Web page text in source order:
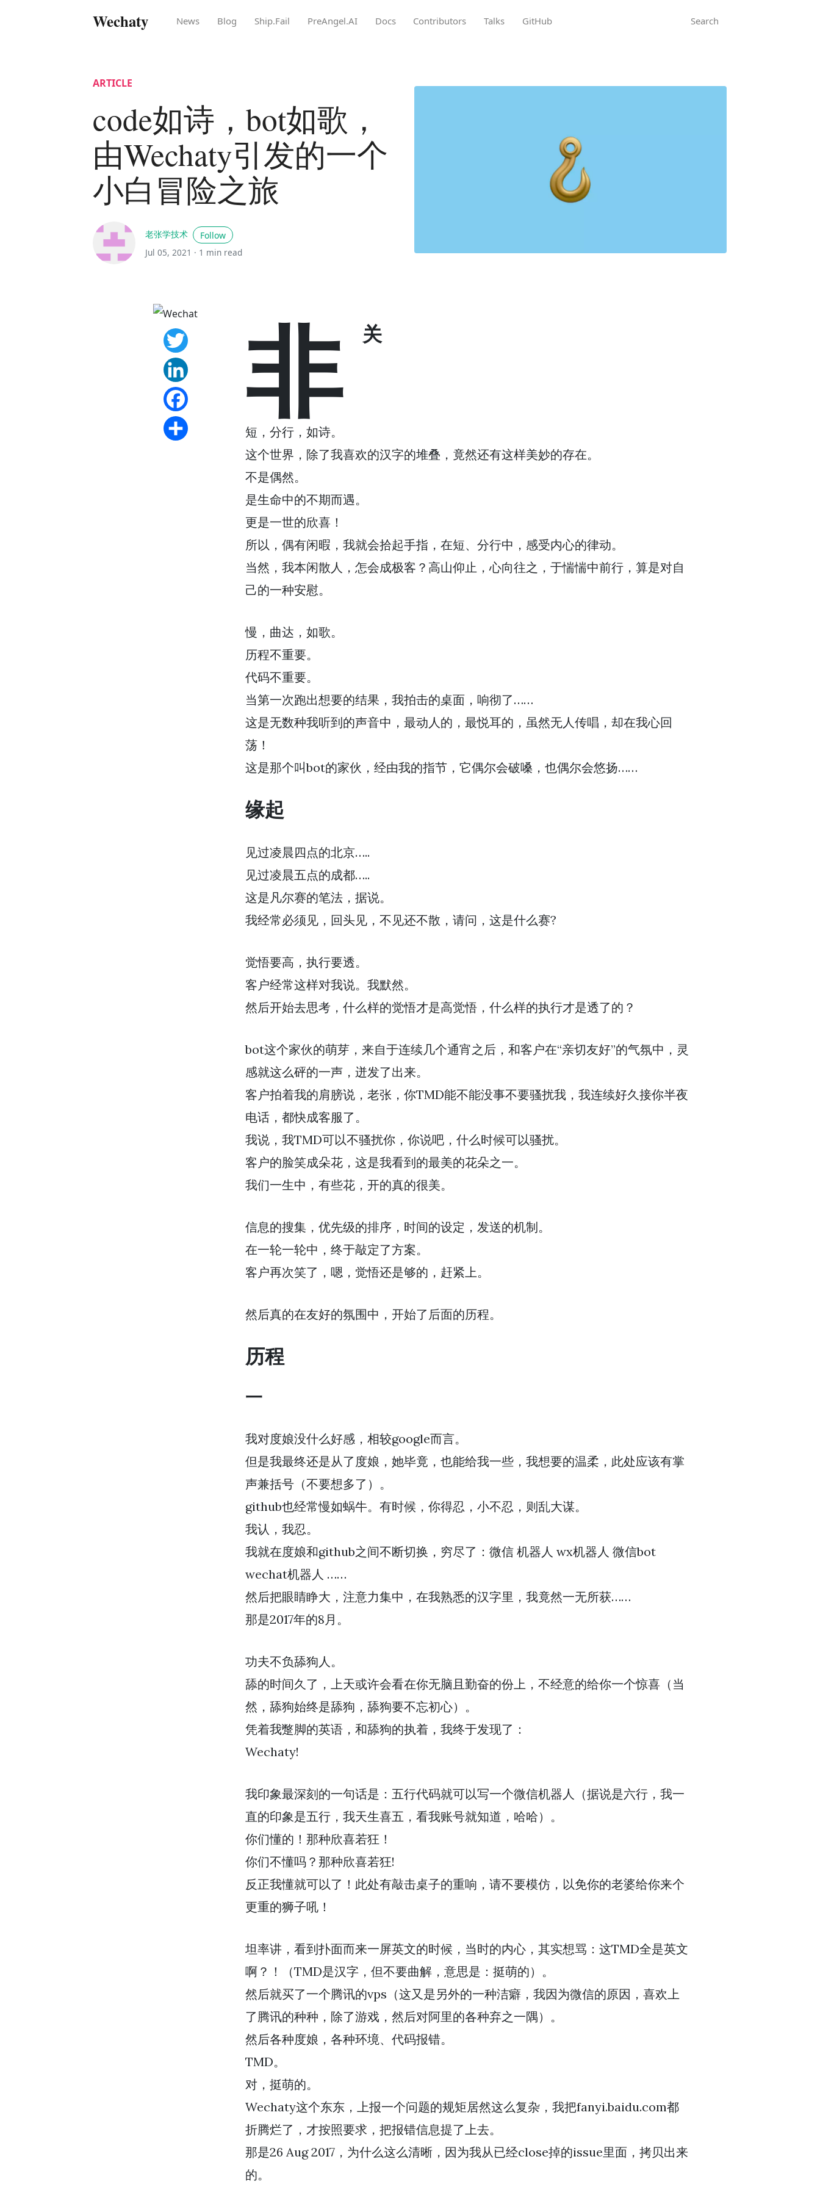
Wechaty News Blog Ship.Fail PreAngel.AI Docs Contributors Talks GitHub Search
ARTICLE
code如诗，bot如歌，
由Wechaty引发的一个
小白冒险之旅
老张学技术
Follow
Jul 05, 2021 · 1 min read
Twitter
LinkedIn
Facebook 非 关
短，分行，如诗。
这个世界，除了我喜欢的汉字的堆叠，竟然还有这样美妙的存在。
不是偶然。
是生命中的不期而遇。
更是一世的欣喜！
所以，偶有闲暇，我就会拾起手指，在短、分行中，感受内心的律动。
当然，我本闲散人，怎会成极客？高山仰止，心向往之，于惴惴中前行，算是对自
己的一种安慰。
慢，曲达，如歌。
历程不重要。
代码不重要。
当第一次跑出想要的结果，我拍击的桌面，响彻了……
这是无数种我听到的声音中，最动人的，最悦耳的，虽然无人传唱，却在我心回
荡！
这是那个叫bot的家伙，经由我的指节，它偶尔会破嗓，也偶尔会悠扬……
缘起
见过凌晨四点的北京…..
见过凌晨五点的成都…..
这是凡尔赛的笔法，据说。
我经常必须见，回头见，不见还不散，请问，这是什么赛?
觉悟要高，执行要透。
客户经常这样对我说。我默然。
然后开始去思考，什么样的觉悟才是高觉悟，什么样的执行才是透了的？
bot这个家伙的萌芽，来自于连续几个通宵之后，和客户在“亲切友好”的气氛中，灵
感就这么砰的一声，迸发了出来。
客户拍着我的肩膀说，老张，你TMD能不能没事不要骚扰我，我连续好久接你半夜
电话，都快成客服了。
我说，我TMD可以不骚扰你，你说吧，什么时候可以骚扰。
客户的脸笑成朵花，这是我看到的最美的花朵之一。
我们一生中，有些花，开的真的很美。
信息的搜集，优先级的排序，时间的设定，发送的机制。
在一轮一轮中，终于敲定了方案。
客户再次笑了，嗯，觉悟还是够的，赶紧上。
然后真的在友好的氛围中，开始了后面的历程。
历程
一
我对度娘没什么好感，相较google而言。
但是我最终还是从了度娘，她毕竟，也能给我一些，我想要的温柔，此处应该有掌
声兼括号（不要想多了）。
github也经常慢如蜗牛。有时候，你得忍，小不忍，则乱大谋。
我认，我忍。
我就在度娘和github之间不断切换，穷尽了：微信 机器人 wx机器人 微信bot
wechat机器人 ……
然后把眼睛睁大，注意力集中，在我熟悉的汉字里，我竟然一无所获……
那是2017年的8月。
功夫不负舔狗人。
舔的时间久了，上天或许会看在你无脑且勤奋的份上，不经意的给你一个惊喜（当
然，舔狗始终是舔狗，舔狗要不忘初心）。
凭着我蹩脚的英语，和舔狗的执着，我终于发现了：
Wechaty!
我印象最深刻的一句话是：五行代码就可以写一个微信机器人（据说是六行，我一
直的印象是五行，我天生喜五，看我账号就知道，哈哈）。
你们懂的！那种欣喜若狂！
你们不懂吗？那种欣喜若狂!
反正我懂就可以了！此处有敲击桌子的重响，请不要模仿，以免你的老婆给你来个
更重的狮子吼！
坦率讲，看到扑面而来一屏英文的时候，当时的内心，其实想骂：这TMD全是英文
啊？！（TMD是汉字，但不要曲解，意思是：挺萌的）。
然后就买了一个腾讯的vps（这又是另外的一种洁癖，我因为微信的原因，喜欢上
了腾讯的种种，除了游戏，然后对阿里的各种弃之一隅）。
然后各种度娘，各种环境、代码报错。
TMD。
对，挺萌的。
Wechaty这个东东，上报一个问题的规矩居然这么复杂，我把fanyi.baidu.com都
折腾烂了，才按照要求，把报错信息提了上去。
那是26 Aug 2017，为什么这么清晰，因为我从已经close掉的issue里面，拷贝出来
的。